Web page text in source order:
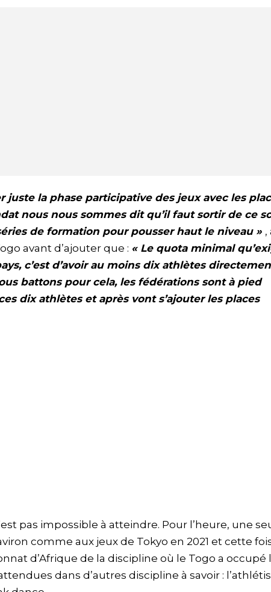
juste la phase participative des jeux avec les
nous nous sommes dit qu’il faut sortir de ce
de formation pour pousser haut le niveau » ,
avant d’ajouter que : « Le quota minimal
c’est d’avoir au moins dix athlètes
battons pour cela, les fédérations sont à pied
dix athlètes et après vont s’ajouter les places
pas impossible à atteindre. Pour l’heure, une
comme aux jeux de Tokyo en 2021 et cette
d’Afrique de la discipline où le Togo a occupé
dans d’autres discipline à savoir :